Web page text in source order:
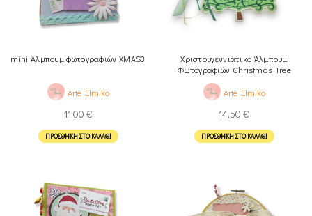
mini Άλμπουμ φωτογραφιών XMAS3
Arte Elmiko
11,00 €
ΠΡΟΣΘΉΚΗ ΣΤΟ ΚΑΛΆΘΙ
Χριστουγεννιάτικο Άλμπουμ
Φωτογραφιών Christmas Tree
Arte Elmiko
14,50 €
ΠΡΟΣΘΉΚΗ ΣΤΟ ΚΑΛΆΘΙ